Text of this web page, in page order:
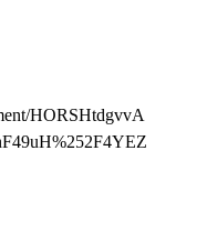
HORSHtdgvvA